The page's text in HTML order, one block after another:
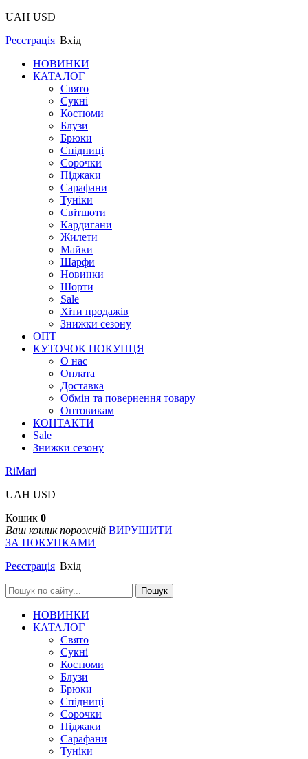
UAH USD
Реєстрація| Вхід
НОВИНКИ
КАТАЛОГ
Свято
Сукні
Костюми
Блузи
Брюки
Спідниці
Сорочки
Піджаки
Сарафани
Туніки
Світшоти
Кардигани
Жилети
Майки
Шарфи
Новинки
Шорти
Sale
Хіти продажів
Знижки сезону
ОПТ
КУТОЧОК ПОКУПЦЯ
О нас
Оплата
Доставка
Обмін та повернення товару
Оптовикам
КОНТАКТИ
Sale
Знижки сезону
RiMari
UAH USD
Кошик 0
Ваш кошик порожній ВИРУШИТИ
ЗА ПОКУПКАМИ
Реєстрація| Вхід
Пошук
НОВИНКИ
КАТАЛОГ
Свято
Сукні
Костюми
Блузи
Брюки
Спідниці
Сорочки
Піджаки
Сарафани
Туніки